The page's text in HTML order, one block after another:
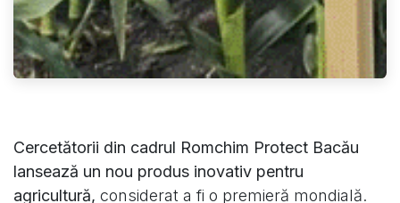
Cercetătorii din cadrul Romchim Protect Bacău
lansează un nou produs inovativ pentru
agricultură, considerat a fi o premieră mondială.